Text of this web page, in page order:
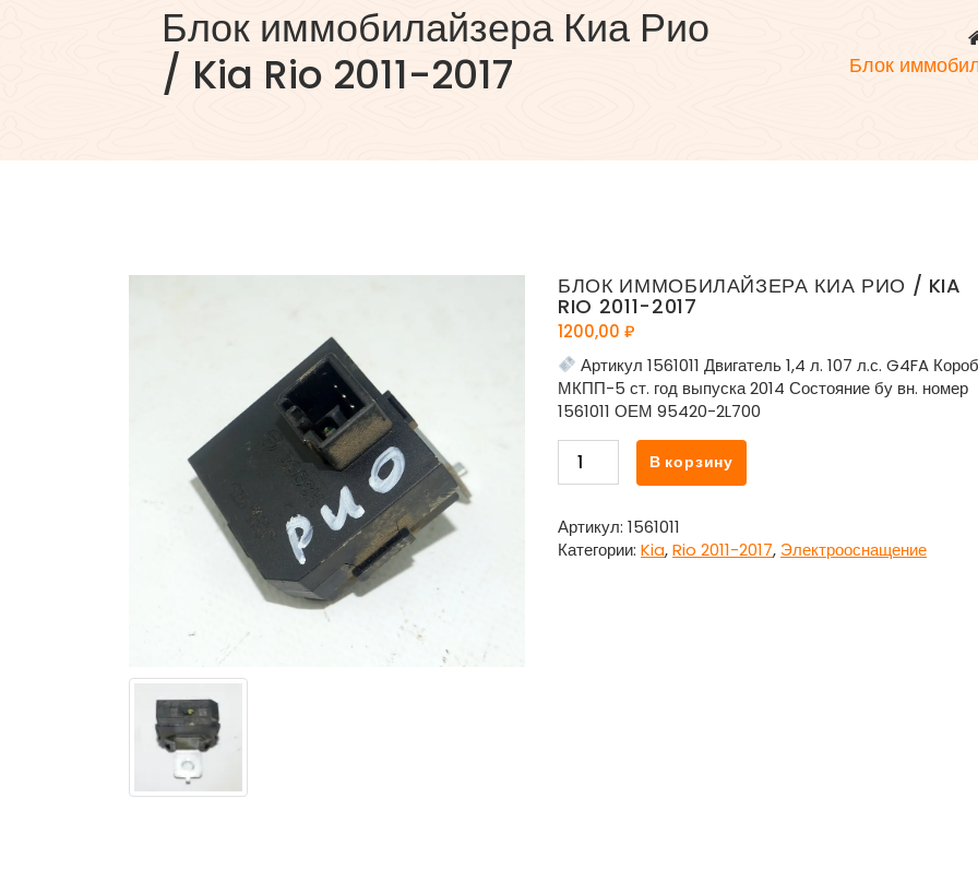
Блок иммобилайзера Киа Рио
/ Kia Rio 2011-2017
Блок
БЛОК ИММОБИЛАЙЗЕРА КИА РИО / KIA
RIO 2011-2017
1200,00 ₽
Артикул 1561011 Двигатель 1,4 л. 107 л.с. G4FA
МКПП-5 ст. год выпуска 2014 Состояние бу вн. номер
1561011 ОЕМ 95420-2L700
Количество
товара
иммобилайзера
Киа
В корзину
Артикул: 1561011
Категории: Kia,Rio 2011-2017, Электрооснащение